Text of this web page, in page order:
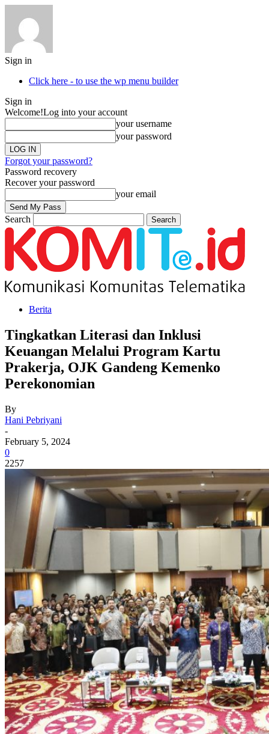
Sign in
Click here - to use the wp menu builder
Sign in
Welcome!Log into your account
your username
your password
Forgot your password?
Password recovery
Recover your password
your email
Search
Berita
Tingkatkan Literasi dan Inklusi
Keuangan Melalui Program Kartu
Prakerja, OJK Gandeng Kemenko
Perekonomian
By
Hani Pebriyani
-
February 5, 2024
0
2257